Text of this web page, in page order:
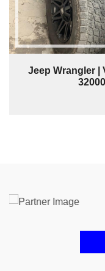
Jeep Wrangler |
32000